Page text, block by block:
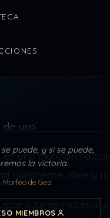
puede, y si se puede,
la victoria.
Morféo de Gea
MIEMBROS
de uso
es una plataforma
consciente, libre y
subirse material